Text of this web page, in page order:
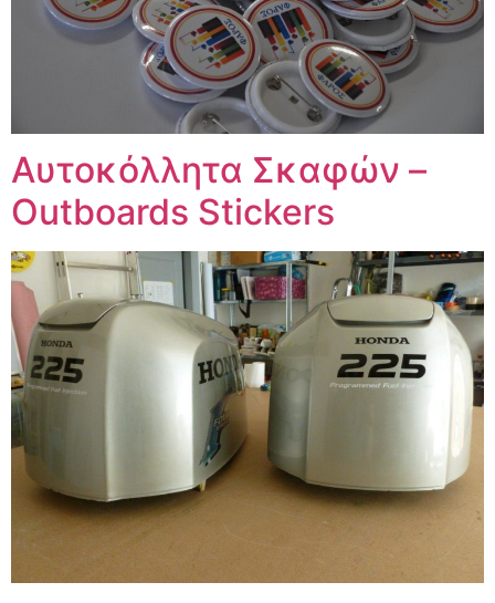
Αυτοκόλλητα Σκαφών –
Outboards Stickers